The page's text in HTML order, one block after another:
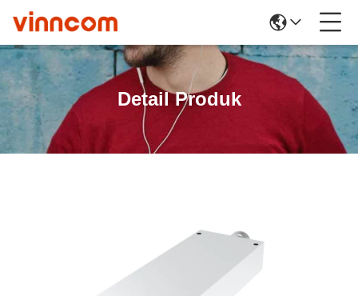
Detail Produk